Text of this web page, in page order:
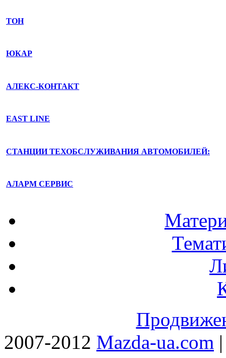
ТОН
ЮКАР
АЛЕКС-КОНТАКТ
EAST LINE
СТАНЦИИ ТЕХОБСЛУЖИВАНИЯ АВТОМОБИЛЕЙ:
АЛАРМ СЕРВИС
2007-2012 Mazda-ua.com